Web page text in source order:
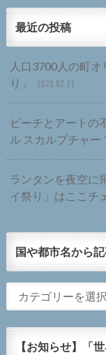
最近の投稿
人口3700人の町
り」
2020.02.21
ビーチとアートの
ル スカルプチャー
ランタンを夜空に
イ祭り」はここチ
国や都市名から
【お知らせ】「